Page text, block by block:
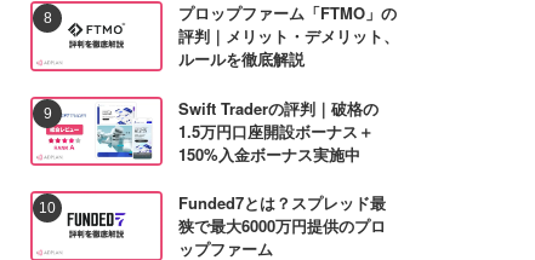
プロップファーム「FTMO」の
評判｜メリット・デメリット、
ルールを徹底解説
Swift Traderの評判｜破格の
1.5万円口座開設ボーナス＋
150%入金ボーナス実施中
Funded7とは？スプレッド最
狭で最大6000万円提供のプロ
ップファーム